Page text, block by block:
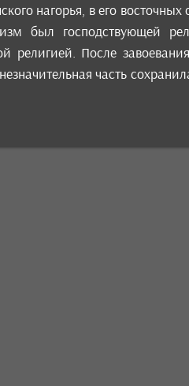
нагорья, в его
был господствующей
религией. После
часть